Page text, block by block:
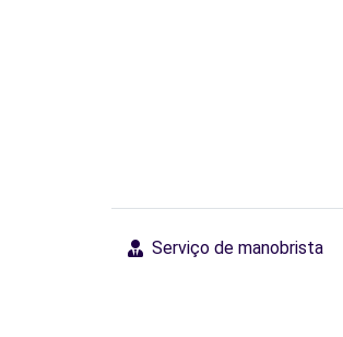
Serviço de manobrista